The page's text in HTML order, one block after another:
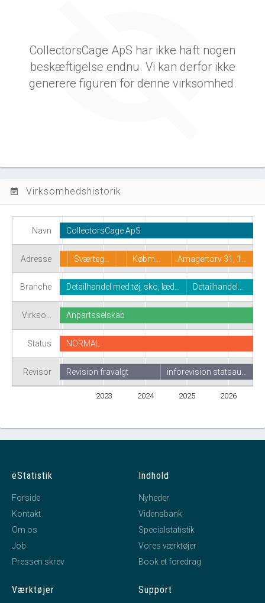
CollectorsCage ApS har ikke haft nogen
beskæftigelse endnu. Vi kan derfor ikke
generere figuren for denne virksomhed.
event_note Virksomhedshistorik
Navn
Adresse
Branche
Virkso…
Status
Revisor
2023 2024 2025 2026
CollectorsCage ApS
Sværteg… Købm… Amagertorv 31, 1…
Detailhandel med tøj, sko, læd… Detailhandel…
Anpartsselskab
NORMAL
inforevision statsau…
Revision fravalgt
eStatistik
Forside
Kontakt
Om os
Job
Pressen skrev
Indhold
Nyheder
Vidensbank
Specialstatistik
Vores værktøjer
Book et foredrag
Værktøjer Support